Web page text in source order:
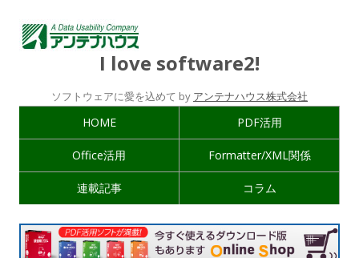
I love software2!
ソフトウェアに愛を込めて by アンテナハウス株式会社
HOME PDF活用
Office活用 Formatter/XML関係
連載記事 コラム